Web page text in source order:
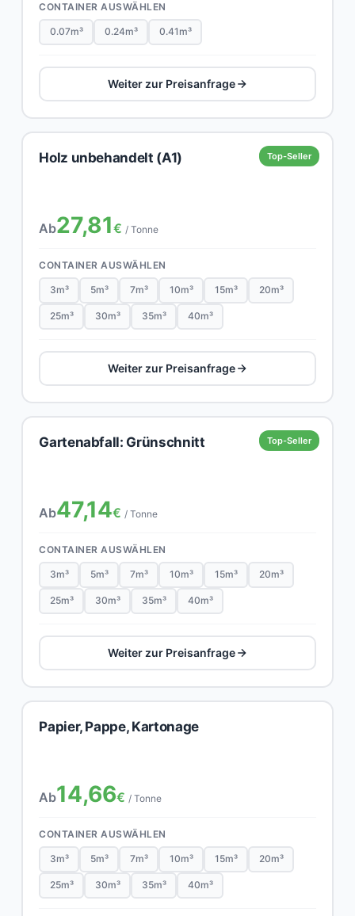
CONTAINER AUSWÄHLEN
0.07m³ 0.24m³ 0.41m³
Weiter zur Preisanfrage
Top-Seller
Holz unbehandelt (A1)
Ab27,81€ / Tonne
CONTAINER AUSWÄHLEN
3m³ 5m³ 7m³ 10m³ 15m³ 20m³
25m³ 30m³ 35m³ 40m³
Weiter zur Preisanfrage
Top-Seller
Gartenabfall: Grünschnitt
Ab47,14€ / Tonne
CONTAINER AUSWÄHLEN
3m³ 5m³ 7m³ 10m³ 15m³ 20m³
25m³ 30m³ 35m³ 40m³
Weiter zur Preisanfrage
Papier, Pappe, Kartonage
Ab14,66€ / Tonne
CONTAINER AUSWÄHLEN
3m³ 5m³ 7m³ 10m³ 15m³ 20m³
25m³ 30m³ 35m³ 40m³